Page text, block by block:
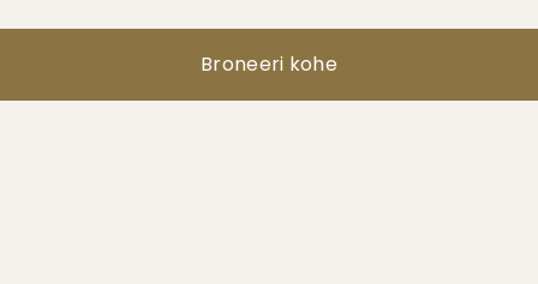
Broneeri kohe